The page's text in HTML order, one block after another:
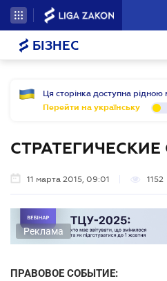
БІЗНЕС
Ця сторінка доступна
Перейти на українську
11 марта 2015, 09:01 1152
Реклама
ПРАВОВОЕ СОБЫТИЕ: